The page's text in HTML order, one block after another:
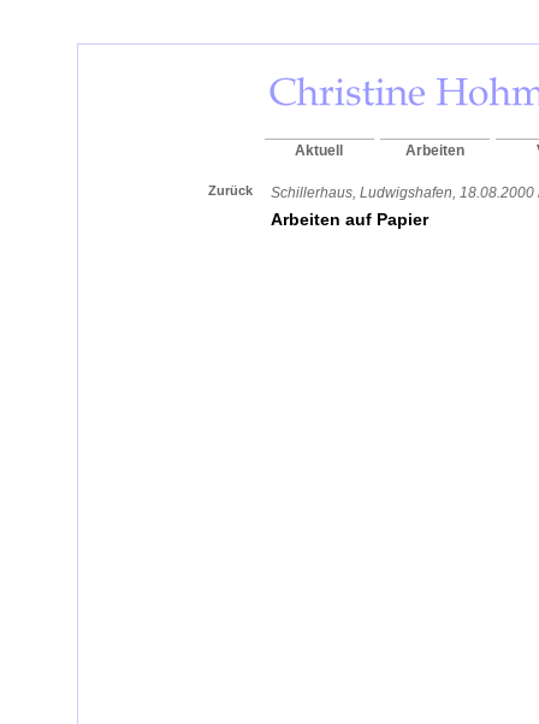
Aktuell Arbeiten
Zurück Schillerhaus, Ludwigshafen, 18.08.2000
Arbeiten auf Papier